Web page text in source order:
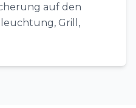
auf den
Grill,